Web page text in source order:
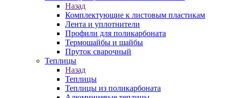
Назад
Комплектующие к листовым пластикам
Лента и уплотнители
Профили для поликарбоната
Термошайбы и шайбы
Пруток сварочный
Теплицы
Назад
Теплицы
Теплицы из поликарбоната